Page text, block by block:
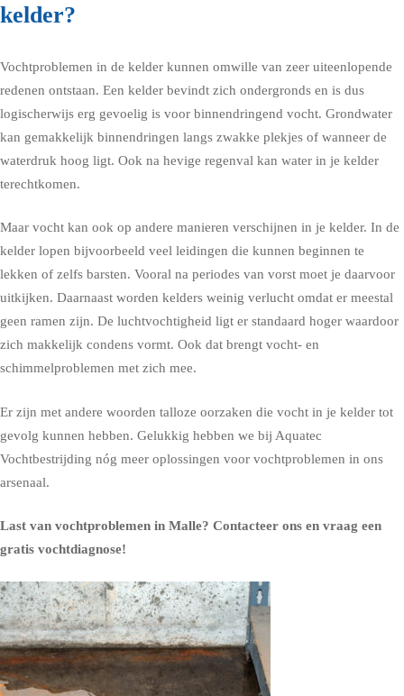
kelder?
Vochtproblemen in de kelder kunnen omwille van zeer uiteenlopende
redenen ontstaan. Een kelder bevindt zich ondergronds en is dus
logischerwijs erg gevoelig is voor binnendringend vocht. Grondwater
kan gemakkelijk binnendringen langs zwakke plekjes of wanneer de
waterdruk hoog ligt. Ook na hevige regenval kan water in je kelder
terechtkomen.
Maar vocht kan ook op andere manieren verschijnen in je kelder. In de
kelder lopen bijvoorbeeld veel leidingen die kunnen beginnen te
lekken of zelfs barsten. Vooral na periodes van vorst moet je daarvoor
uitkijken. Daarnaast worden kelders weinig verlucht omdat er meestal
geen ramen zijn. De luchtvochtigheid ligt er standaard hoger waardoor
zich makkelijk condens vormt. Ook dat brengt vocht- en
schimmelproblemen met zich mee.
Er zijn met andere woorden talloze oorzaken die vocht in je kelder tot
gevolg kunnen hebben. Gelukkig hebben we bij Aquatec
Vochtbestrijding nóg meer oplossingen voor vochtproblemen in ons
arsenaal.
Last van vochtproblemen in Malle? Contacteer ons en vraag een
gratis vochtdiagnose!